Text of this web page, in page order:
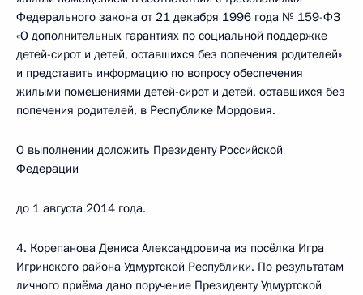
Федерального закона от 21 декабря 1996 года № 159-ФЗ
«О дополнительных гарантиях по социальной поддержке
детей-сирот и детей, оставшихся без попечения родителей»
и представить информацию по вопросу обеспечения
жилыми помещениями детей-сирот и детей, оставшихся без
попечения родителей, в Республике Мордовия.
О выполнении доложить Президенту Российской
Федерации
до 1 августа 2014 года.
4. Корепанова Дениса Александровича из посёлка Игра
Игринского района Удмуртской Республики. По результатам
личного приёма дано поручение Президенту Удмуртской